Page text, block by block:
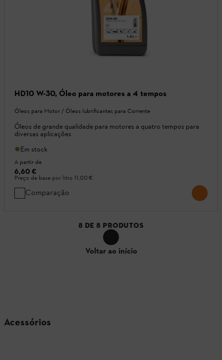
HD10 W-30, Óleo para motores a 4 tempos
Óleos para Motor / Óleos lubrificantes para Corrente
Óleos de grande qualidade para motores a quatro tempos para
diversas aplicações
Em stock
A partir de
6,60 €
Preço de base por litro 11,00 €
Comparação
8 DE 8 PRODUTOS
Voltar ao início
Acessórios